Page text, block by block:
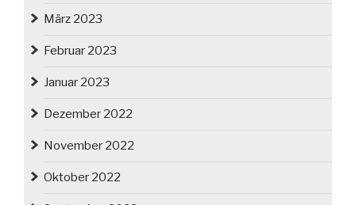
März 2023
Februar 2023
Januar 2023
Dezember 2022
November 2022
Oktober 2022